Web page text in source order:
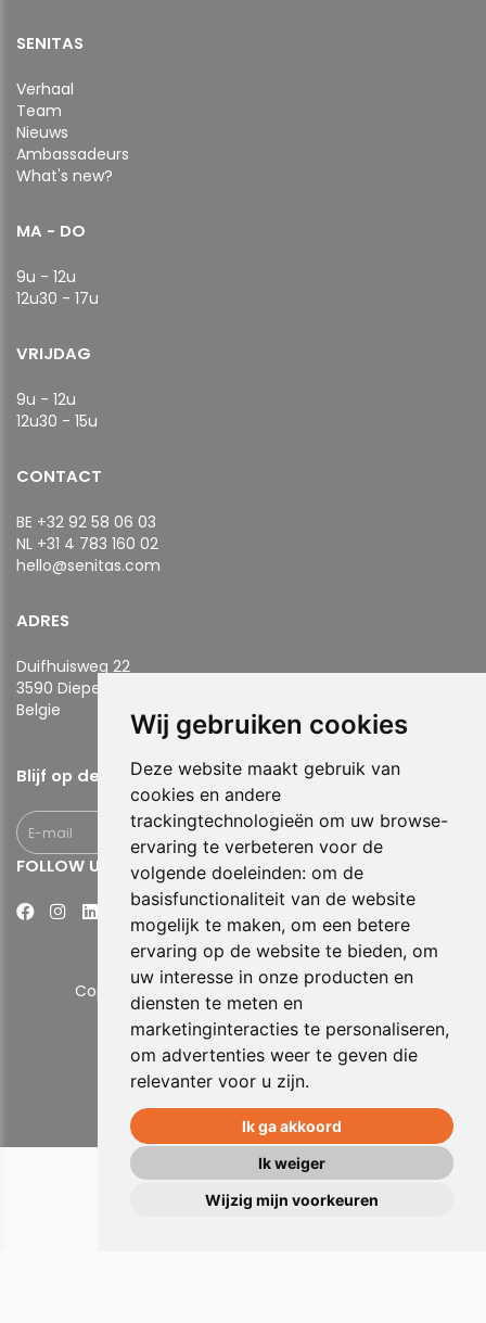
Wij gebruiken cookies
Deze website maakt gebruik van
cookies en andere
trackingtechnologieën om uw browse-
ervaring te verbeteren voor de
volgende doeleinden: om de
basisfunctionaliteit van de website
mogelijk te maken, om een betere
ervaring op de website te bieden, om
uw interesse in onze producten en
diensten te meten en
marketinginteracties te personaliseren,
om advertenties weer te geven die
relevanter voor u zijn.
Ik ga akkoord
Ik weiger
Wijzig mijn voorkeuren
SENITAS
Verhaal
Team
Nieuws
Ambassadeurs
What's new?
MA - DO
9u - 12u
12u30 - 17u
VRIJDAG
9u - 12u
12u30 - 15u
CONTACT
BE +32 92 58 06 03
NL +31 4 783 160 02
hello@senitas.com
ADRES
Duifhuisweg 22
3590 Diepenbeek
​​​​​​​Belgie
Blijf op de hoogte!
FOLLOW US
Copyright © 2026 Senitas. All rights reserved.
Privacy Verklaring
Aanmelden